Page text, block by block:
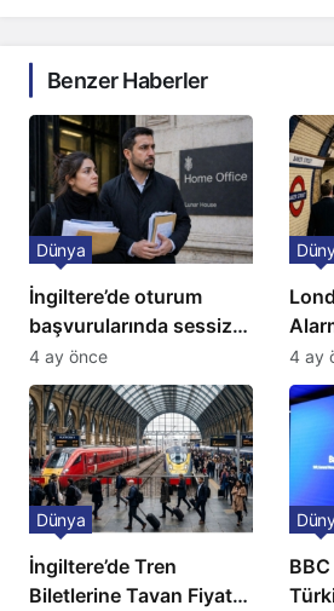
Benzer Haberler
İngiltere’de oturum
başvurularında sessiz
kriz: Büyükelçilikten
açıklama!
Dünya
4 ay önce 4 ay
İngiltere’de Tren
Biletlerine Tavan Fiyat:
Dünya